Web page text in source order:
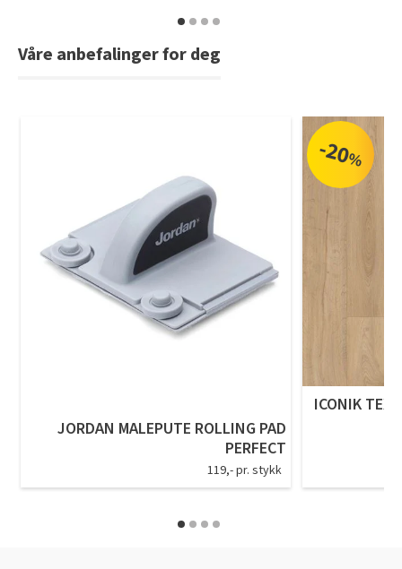
Våre anbefalinger for deg
JORDAN MALEPUTE ROLLING PAD
PERFECT
119,- pr. stykk
-20%
ICONIK